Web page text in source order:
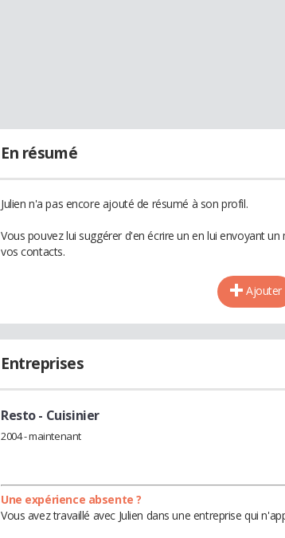
En résumé
Julien n'a pas encore ajouté de résumé à son profil.
Vous pouvez lui suggérer d'en écrire un en lui envoyant
vos contacts.
Ajouter
Entreprises
Resto- Cuisinier
2004 - maintenant
Une expérience absente ?
Vous avez travaillé avec Julien dans une entreprise qui